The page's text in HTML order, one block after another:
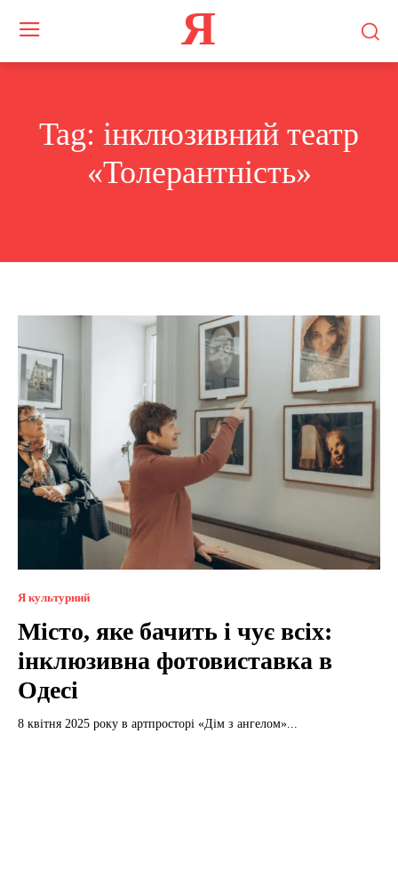
Я
Tag: інклюзивний театр
«Толерантність»
Я культурний
Місто, яке бачить і чує всіх:
інклюзивна фотовиставка в
Одесі
8 квітня 2025 року в артпросторі «Дім з ангелом»...